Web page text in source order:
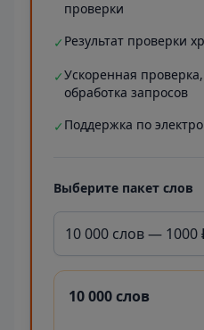
проверки
✓ Результат проверки
✓Ускоренная
обработка запросов
✓ Поддержка по
Выберите пакет слов
10 000 слов — 1000
10 000 слов